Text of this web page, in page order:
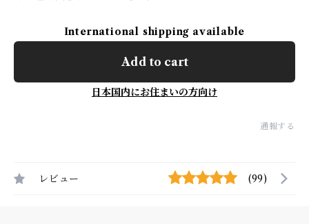
International shipping available
Add to cart
日本国内にお住まいの方向け
通報する
レビュー (99)